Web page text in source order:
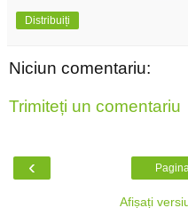
Distribuiți
Niciun comentariu:
Trimiteți un comentariu
‹
Afișați